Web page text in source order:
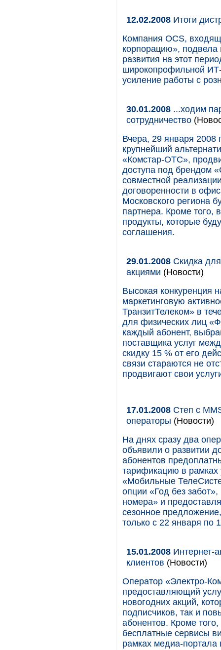
12.02.2008 Итоги
Компания OCS,
корпорацию», подвела
развития на этот
широкопрофильной ИТ-
усиление работы с
30.01.2008 ...ходим
сотрудничество
Вчера, 29 января 2008
крупнейший
«Комстар-ОТС»,
доступа под брендом
совместной
договоренности в
Московского региона
партнера. Кроме того,
продукты, которые
соглашения.
29.01.2008 Скидка
акциями (Новости)
Высокая конкуренция
маркетинговую
ТранзитТелеком» в
для физических лиц
каждый абонент,
поставщика услуг
скидку 15 % от его
связи стараются не
продвигают свои
17.01.2008 Степ с
операторы (Новости)
На днях сразу два
объявили о развитии
абонентов
тарификацию в
«Мобильные
опции «Год без
номера» и
сезонное
только с 22 января по
15.01.2008 Интернет-
клиентов (Новости)
Оператор «Электро-
предоставляющий
новогодних акций,
подписчиков, так и
абонентов. Кроме
бесплатные сервисы
рамках медиа-